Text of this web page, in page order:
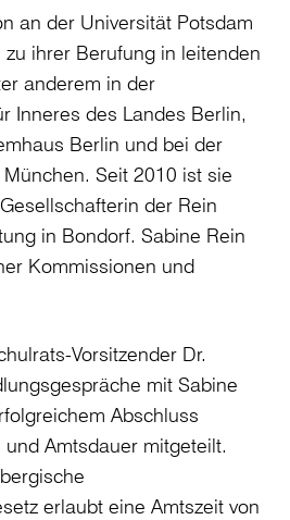
an der Universität Potsdam
ihrer Berufung in leitenden
anderem in der
Inneres des Landes Berlin,
Berlin und bei der
Seit 2010 ist sie
der Rein
in Bondorf. Sabine Rein
Kommissionen und
Vorsitzender Dr.
mit Sabine
Abschluss
Amtsdauer mitgeteilt.
erlaubt eine Amtszeit von